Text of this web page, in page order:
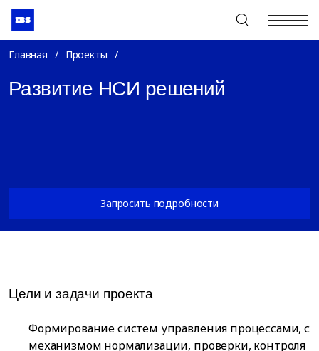
+7 (495) 967-80-80
Главная / Проекты /
Развитие НСИ решений
Запросить подробности
Цели и задачи проекта
Формирование систем управления процессами, с
механизмом нормализации, проверки, контроля